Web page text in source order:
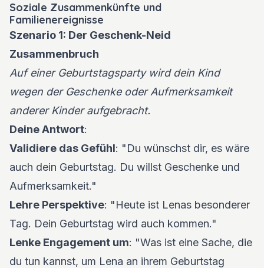
Soziale Zusammenkünfte und
Familienereignisse
Szenario 1: Der Geschenk-Neid
Zusammenbruch
Auf einer Geburtstagsparty wird dein Kind
wegen der Geschenke oder Aufmerksamkeit
anderer Kinder aufgebracht.
Deine Antwort:
Validiere das Gefühl: "Du wünschst dir, es wäre
auch dein Geburtstag. Du willst Geschenke und
Aufmerksamkeit."
Lehre Perspektive: "Heute ist Lenas besonderer
Tag. Dein Geburtstag wird auch kommen."
Lenke Engagement um: "Was ist eine Sache, die
du tun kannst, um Lena an ihrem Geburtstag